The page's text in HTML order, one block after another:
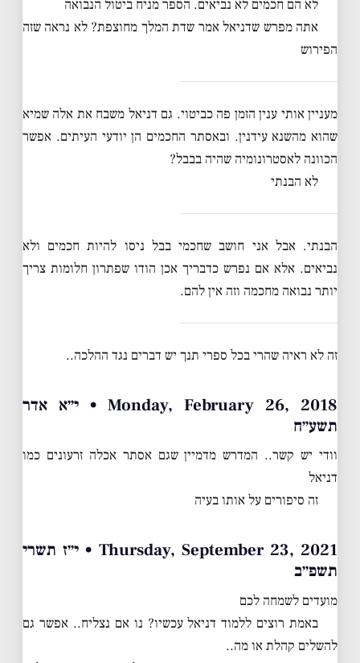
לא הם חכמים לא נביאים. הספר מניח ביטול הנבואה
אתה מפרש שדניאל אמר שדת המלך מחוצפת? לא נראה שזה
הפירוש
מעניין אותי ענין הזמן פה כביטוי. גם דניאל משבח את אלה שמיא
שהוא מהשנא עידנין. ובאסתר החכמים הן יודעי העיתים. אפשר
הכוונה לאסטרונומיה שהיה בבבל?
לא הבנתי
הבנתי. אבל אני חושב שחכמי בבל ניסו להיות חכמים ולא
נביאים. אלא אם נפרש כדבריך אכן הודו שפתרון חלומות צריך
יותר נבואה מחכמה וזה אין להם.
זה לא ראיה שהרי בכל ספרי תנך יש דברים נגד ההלכה..
Monday, February 26, 2018 • י״א אדר
תשע״ח
וודי יש קשר.. המדרש מדמיין שגם אסתר אכלה זרעונים כמו
דניאל
זה סיפורים על אותו בעיה
Thursday, September 23, 2021 • י״ז תשרי
תשפ״ב
מועדים לשמחה לכם
באמת רוצים ללמוד דניאל עכשיו? נו אם נצליח.. אפשר גם
להשלים קהלת או מה..